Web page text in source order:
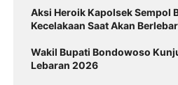
Aksi Heroik Kapolsek Sempol
Kecelakaan Saat Akan
Wakil Bupati Bondowoso
Lebaran 2026